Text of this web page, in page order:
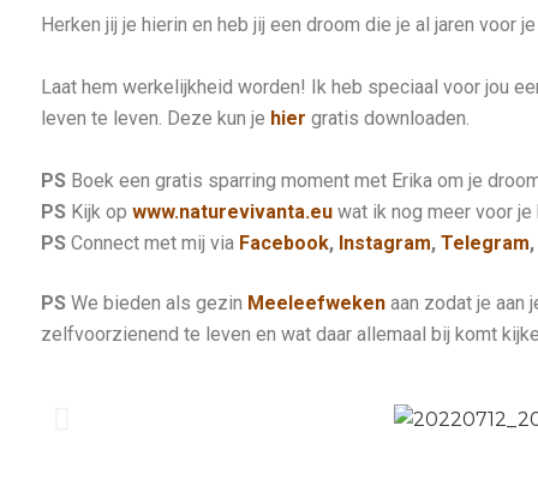
Herken jij je hierin en heb jij een droom die je al jaren voor
Laat hem werkelijkheid worden! Ik heb speciaal voor jou
leven te leven. Deze kun je hier gratis downloaden.
PS Boek een gratis sparring moment met Erika om je
PS Kijk op www.naturevivanta.eu wat ik nog meer voor je
PS Connect met mij via Facebook, Instagram, Telegram,
PS We bieden als gezin Meeleefweken aan zodat je aan
zelfvoorzienend te leven en wat daar allemaal bij komt